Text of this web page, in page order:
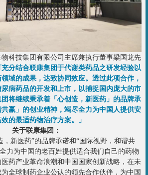
科技集团有限公司主席兼执行董事梁国龙先
充分结合联康集团于代谢类药品之研发经验以
域的成果，达致协同效应。透过此项合作，
病药品的开发和上市，以捕捉国内庞大的市
将继续秉承着「心创造，新医药」的品牌承
赢」的创业精神，竭尽全力为中国人提供安
的最适药物治疗方案。」
关于联康集团：
，新医药”的品牌承诺和“国际视野，和谐共
力为中国的老百姓提供适合我们自己的药物
药产业革命浪潮和中国国家创新战略，在未
全球制药企业公认的领先合作伙伴，为中国